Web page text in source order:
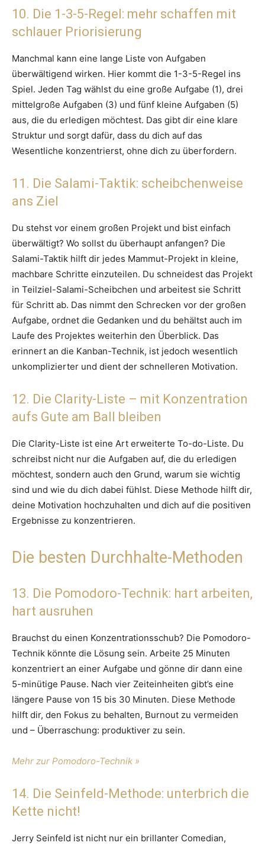
10. Die 1-3-5-Regel: mehr schaffen mit
schlauer Priorisierung
Manchmal kann eine lange Liste von Aufgaben
überwältigend wirken. Hier kommt die 1-3-5-Regel ins
Spiel. Jeden Tag wählst du eine große Aufgabe (1), drei
mittelgroße Aufgaben (3) und fünf kleine Aufgaben (5)
aus, die du erledigen möchtest. Das gibt dir eine klare
Struktur und sorgt dafür, dass du dich auf das
Wesentliche konzentrierst, ohne dich zu überfordern.
11. Die Salami-Taktik: scheibchenweise
ans Ziel
Du stehst vor einem großen Projekt und bist einfach
überwältigt? Wo sollst du überhaupt anfangen? Die
Salami-Taktik hilft dir jedes Mammut-Projekt in kleine,
machbare Schritte einzuteilen. Du schneidest das Projekt
in Teilziel-Salami-Scheibchen und arbeitest sie Schritt
für Schritt ab. Das nimmt den Schrecken vor der großen
Aufgabe, ordnet die Gedanken und du behältst auch im
Laufe des Projektes weiterhin den Überblick. Das
erinnert an die Kanban-Technik, ist jedoch wesentlich
unkomplizierter und dient der schnelleren Motivation.
12. Die Clarity-Liste – mit Konzentration
aufs Gute am Ball bleiben
Die Clarity-Liste ist eine Art erweiterte To-do-Liste. Du
schreibst nicht nur die Aufgaben auf, die du erledigen
möchtest, sondern auch den Grund, warum sie wichtig
sind und wie du dich dabei fühlst. Diese Methode hilft dir,
deine Motivation hochzuhalten und dich auf die positiven
Ergebnisse zu konzentrieren.
Die besten Durchhalte-Methoden
13. Die Pomodoro-Technik: hart arbeiten,
hart ausruhen
Brauchst du einen Konzentrationsschub? Die Pomodoro-
Technik könnte die Lösung sein. Arbeite 25 Minuten
konzentriert an einer Aufgabe und gönne dir dann eine
5-minütige Pause. Nach vier Zeiteinheiten gibt’s eine
längere Pause von 15 bis 30 Minuten. Diese Methode
hilft dir, den Fokus zu behalten, Burnout zu vermeiden
und – Überraschung: produktiver zu sein.
Mehr zur Pomodoro-Technik »
14. Die Seinfeld-Methode: unterbrich die
Kette nicht!
Jerry Seinfeld ist nicht nur ein brillanter Comedian,